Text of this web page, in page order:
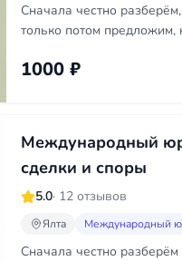
Сначала честно
только потом предложим,
1000 ₽
Международный
сделки и споры
5.0· 12 отзывов
Ялта Международный
Сначала честно